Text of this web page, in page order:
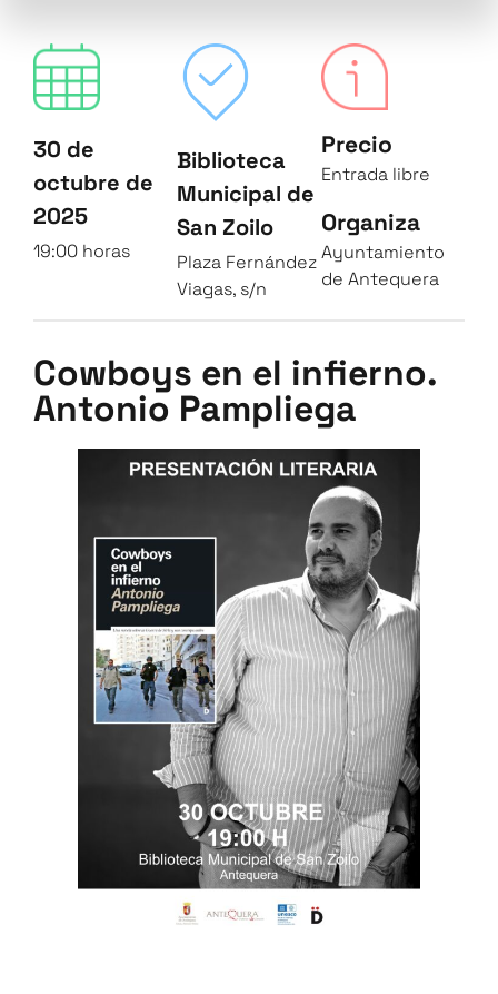
30 de
octubre de
2025
19:00 horas
Biblioteca
Municipal de
San Zoilo
Plaza Fernández
Viagas, s/n
Precio
Entrada libre
Organiza
Ayuntamiento
de Antequera
Cowboys en el infierno.
Antonio Pampliega